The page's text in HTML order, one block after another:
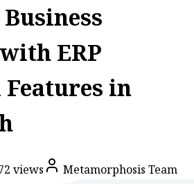
ERP
in
views Metamorphosis Team